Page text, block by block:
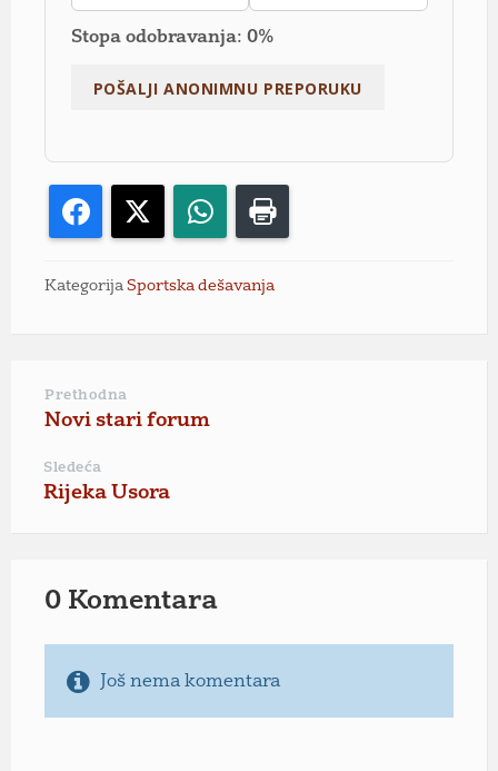
Stopa odobravanja: 0%
Facebook WhatsApp
Kategorija Sportska dešavanja
Prethodna
Novi stari forum
Sledeća
Rijeka Usora
0 Komentara
Još nema komentara